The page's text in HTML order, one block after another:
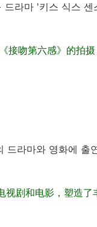
라마 '키스 식스 센
接吻第六感》的拍
드라마와 영화에 출
剧和电影，塑造了